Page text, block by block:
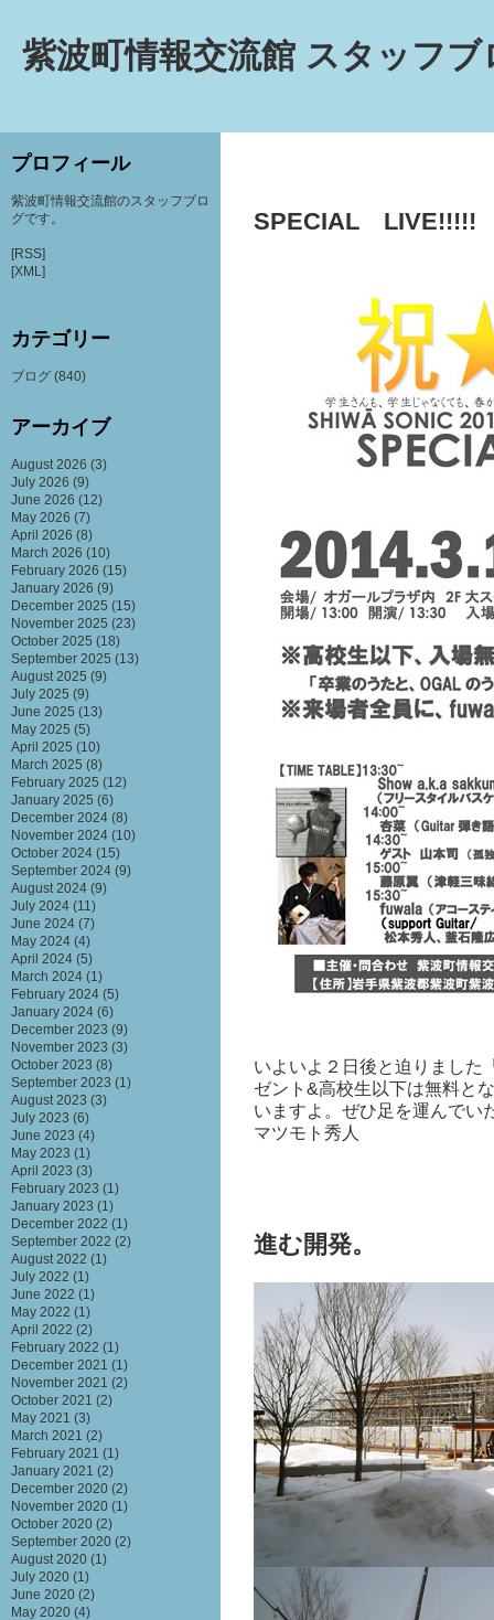
紫波町情報交流館 スタッフブ
SPECIAL LIVE!!!!!
いよいよ２日後と迫りました
ゼント&高校生以下は無料と
いますよ。ぜひ足を運んでい
マツモト秀人
進む開発。
プロフィール
紫波町情報交流館のスタッフブロ
グです。
[RSS]
[XML]
カテゴリー
ブログ (840)
アーカイブ
August 2026 (3)
July 2026 (9)
June 2026 (12)
May 2026 (7)
April 2026 (8)
March 2026 (10)
February 2026 (15)
January 2026 (9)
December 2025 (15)
November 2025 (23)
October 2025 (18)
September 2025 (13)
August 2025 (9)
July 2025 (9)
June 2025 (13)
May 2025 (5)
April 2025 (10)
March 2025 (8)
February 2025 (12)
January 2025 (6)
December 2024 (8)
November 2024 (10)
October 2024 (15)
September 2024 (9)
August 2024 (9)
July 2024 (11)
June 2024 (7)
May 2024 (4)
April 2024 (5)
March 2024 (1)
February 2024 (5)
January 2024 (6)
December 2023 (9)
November 2023 (3)
October 2023 (8)
September 2023 (1)
August 2023 (3)
July 2023 (6)
June 2023 (4)
May 2023 (1)
April 2023 (3)
February 2023 (1)
January 2023 (1)
December 2022 (1)
September 2022 (2)
August 2022 (1)
July 2022 (1)
June 2022 (1)
May 2022 (1)
April 2022 (2)
February 2022 (1)
December 2021 (1)
November 2021 (2)
October 2021 (2)
May 2021 (3)
March 2021 (2)
February 2021 (1)
January 2021 (2)
December 2020 (2)
November 2020 (1)
October 2020 (2)
September 2020 (2)
August 2020 (1)
July 2020 (1)
June 2020 (2)
May 2020 (4)